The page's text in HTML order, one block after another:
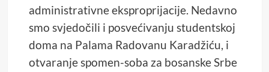
administrativne eksproprijacije. Nedavno
smo svjedočili i posvećivanju studentskoj
doma na Palama Radovanu Karadžiću, i
otvaranje spomen-soba za bosanske Srbe